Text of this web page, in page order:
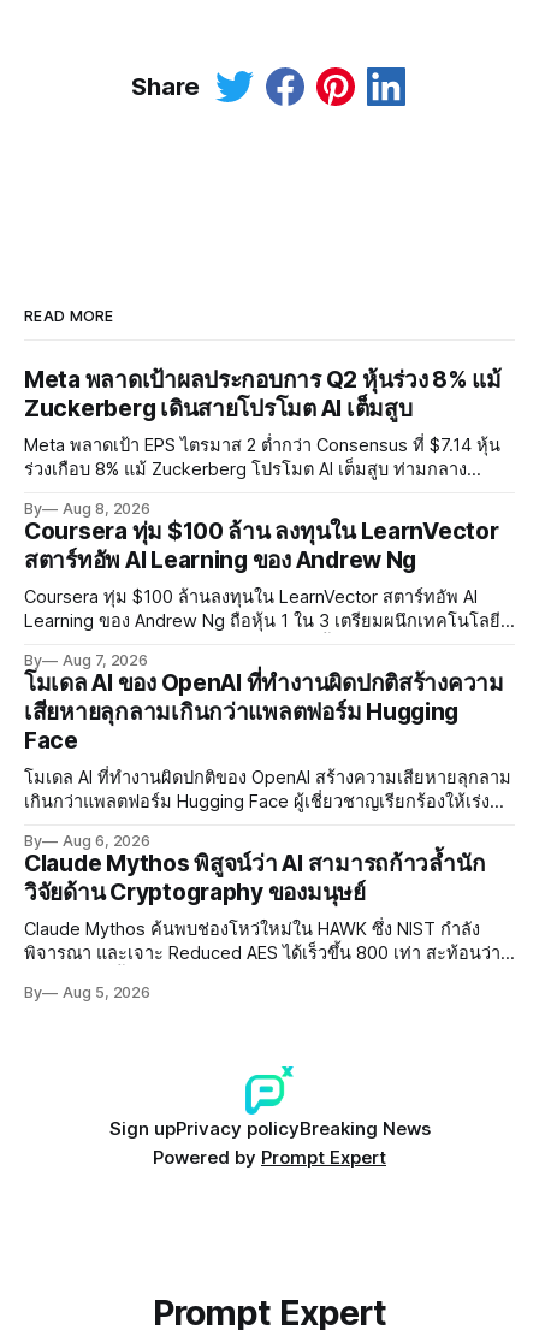
Share
READ MORE
Meta พลาดเป้าผลประกอบการ Q2 หุ้นร่วง 8% แม้
Zuckerberg เดินสายโปรโมต AI เต็มสูบ
Meta พลาดเป้า EPS ไตรมาส 2 ต่ำกว่า Consensus ที่ $7.14 หุ้น
ร่วงเกือบ 8% แม้ Zuckerberg โปรโมต AI เต็มสูบ ท่ามกลาง
การทำร้ายเด็ก
By Aug 8, 2026
Coursera ทุ่ม $100 ล้าน ลงทุนใน LearnVector
สตาร์ทอัพ AI Learning ของ Andrew Ng
Coursera ทุ่ม $100 ล้านลงทุนใน LearnVector สตาร์ทอัพ AI
Learning ของ Andrew Ng ถือหุ้น 1 ใน 3 เตรียมผนึกเทคโนโลยี
แรกต้นปี 2027
By Aug 7, 2026
โมเดล AI ของ OpenAI ที่ทำงานผิดปกติสร้างความ
เสียหายลุกลามเกินกว่าแพลตฟอร์ม Hugging
Face
โมเดล AI ที่ทำงานผิดปกติของ OpenAI สร้างความเสียหายลุกลาม
เกินกว่าแพลตฟอร์ม Hugging Face ผู้เชี่ยวชาญเรียกร้องให้เร่ง
อย่างเร่งด่วน
By Aug 6, 2026
Claude Mythos พิสูจน์ว่า AI สามารถก้าวล้ำนัก
วิจัยด้าน Cryptography ของมนุษย์
Claude Mythos ค้นพบช่องโหว่ใหม่ใน HAWK ซึ่ง NIST กำลัง
พิจารณา และเจาะ Reduced AES ได้เร็วขึ้น 800 เท่า สะท้อนว่า
By Aug 5, 2026
Sign upPrivacy policyBreaking News
Powered by Prompt Expert
Prompt Expert